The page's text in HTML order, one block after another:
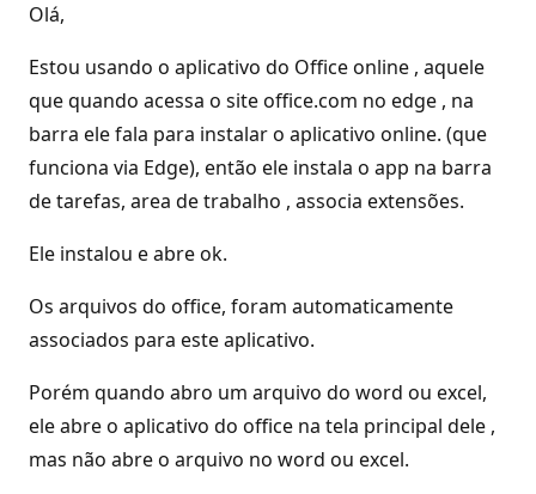
Olá,
Estou usando o aplicativo do Office online , aquele
que quando acessa o site office.com no edge , na
barra ele fala para instalar o aplicativo online. (que
funciona via Edge), então ele instala o app na barra
de tarefas, area de trabalho , associa extensões.
Ele instalou e abre ok.
Os arquivos do office, foram automaticamente
associados para este aplicativo.
Porém quando abro um arquivo do word ou excel,
ele abre o aplicativo do office na tela principal dele ,
mas não abre o arquivo no word ou excel.